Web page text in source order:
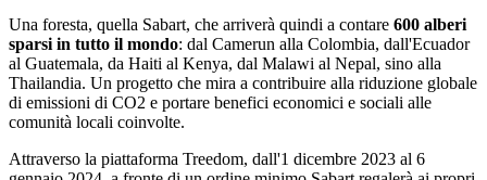
Una foresta, quella Sabart, che arriverà quindi a contare 600 alberi
sparsi in tutto il mondo: dal Camerun alla Colombia, dall'Ecuador
al Guatemala, da Haiti al Kenya, dal Malawi al Nepal, sino alla
Thailandia. Un progetto che mira a contribuire alla riduzione globale
di emissioni di CO2 e portare benefici economici e sociali alle
comunità locali coinvolte.
Attraverso la piattaforma Treedom, dall'1 dicembre 2023 al 6